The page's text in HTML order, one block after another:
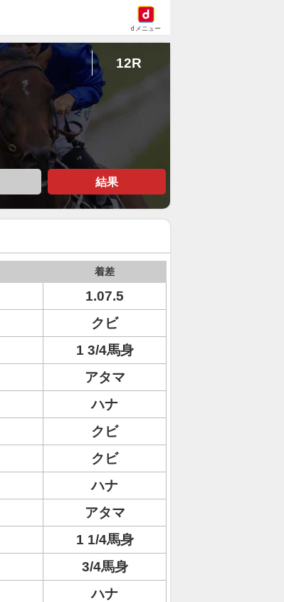
dメニュー
12R
結果
着差
1.07.5
クビ
1 3/4馬身
アタマ
ハナ
クビ
クビ
ハナ
アタマ
1 1/4馬身
3/4馬身
ハナ